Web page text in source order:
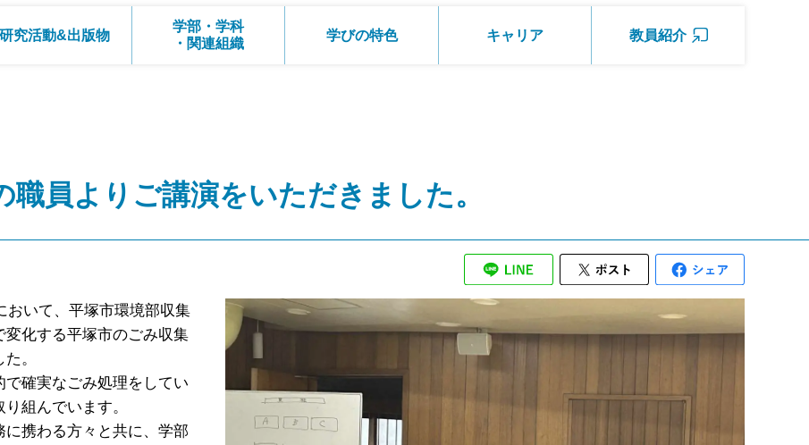
研究活動&出版物
学部・学科
・関連組織
学びの特色 キャリア 教員紹介
員よりご講演をいただきました。
いて、平塚市環境部収集
化する平塚市のごみ収集
。
確実なごみ処理をしてい
組んでいます。
に携わる方々と共に、学部